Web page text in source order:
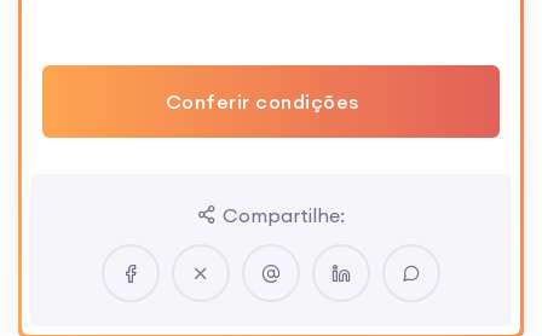
Conferir condições
Compartilhe: